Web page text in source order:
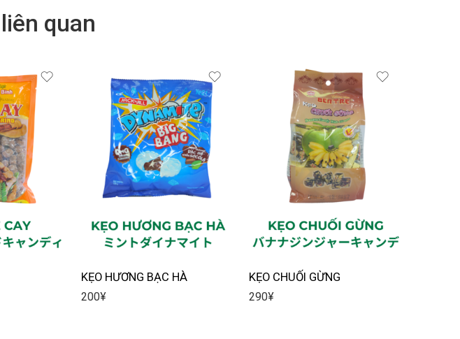
quan
KẸO HƯƠNG BẠC HÀ
200¥
KẸO CHUỐI GỪNG
290¥